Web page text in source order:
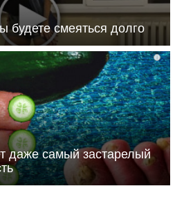
будете смеяться долго
i
даже самый застарелый